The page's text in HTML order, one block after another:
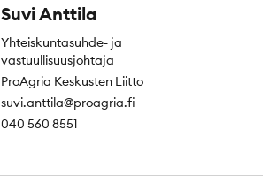
Suvi Anttila
Yhteiskuntasuhde- ja
vastuullisuusjohtaja
ProAgria Keskusten Liitto
suvi.anttila@proagria.fi
040 560 8551